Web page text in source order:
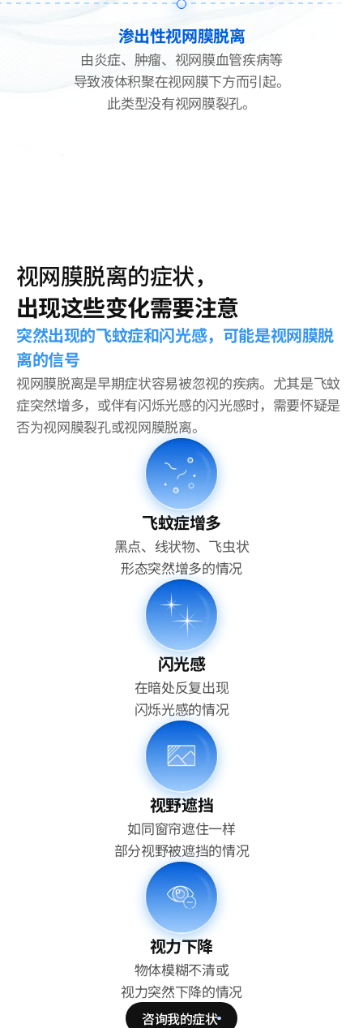
裂孔性视网膜脱离
玻璃体液通过视网膜裂孔渗入视网膜下方
而引起，是最常见的类型。
主要原因是老化引起的玻璃体变化。
视网膜脱离的症状，
出现这些变化需要注意
突然出现的飞蚊症和闪光感，可能是视网膜脱
离的信号
视网膜脱离是早期症状容易被忽视的疾病。尤其是飞蚊
症突然增多，或伴有闪烁光感的闪光感时，需要怀疑是
否为视网膜裂孔或视网膜脱离。
飞蚊症增多
黑点、线状物、飞虫状
形态突然增多的情况
闪光感
在暗处反复出现
闪烁光感的情况
视野遮挡
如同窗帘遮住一样
部分视野被遮挡的情况
视力下降
物体模糊不清或
视力突然下降的情况
咨询我的症状